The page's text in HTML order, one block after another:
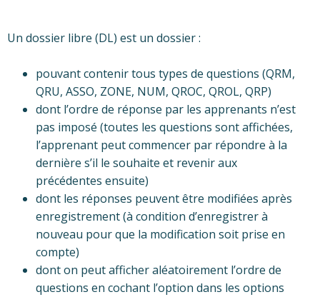
Un dossier libre (DL) est un dossier :
pouvant contenir tous types de questions (QRM,
QRU, ASSO, ZONE, NUM, QROC, QROL, QRP)
dont l’ordre de réponse par les apprenants n’est
pas imposé (toutes les questions sont affichées,
l’apprenant peut commencer par répondre à la
dernière s’il le souhaite et revenir aux
précédentes ensuite)
dont les réponses peuvent être modifiées après
enregistrement (à condition d’enregistrer à
nouveau pour que la modification soit prise en
compte)
dont on peut afficher aléatoirement l’ordre de
questions en cochant l’option dans les options